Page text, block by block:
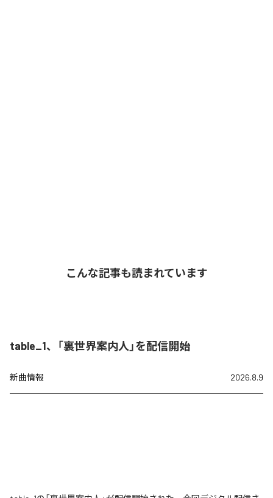
こんな記事も読まれています
table_1、「裏世界案内人」を配信開始
新曲情報 2026.8.9